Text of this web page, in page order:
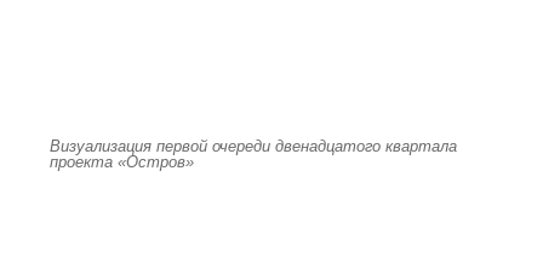
Визуализация первой очереди двенадцатого квартала
проекта «Остров»